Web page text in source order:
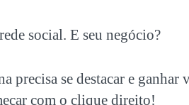
social. E seu negócio?
precisa se destacar e
com o clique direito!